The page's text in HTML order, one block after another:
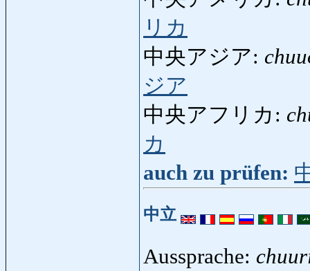
リカ
中央アジア:
ジア
中央アフリカ:
カ
auch zu prüfen:
中立
Aussprache: